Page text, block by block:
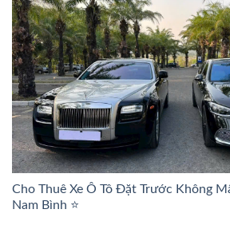
Cho Thuê Xe Ô Tô Đặt Trước Không
Nam Bình ⭐